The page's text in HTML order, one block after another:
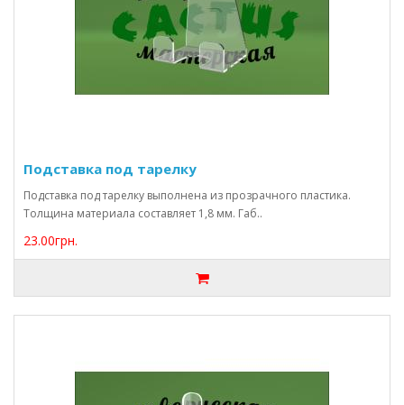
Подставка под тарелку
Подставка под тарелку выполнена из прозрачного пластика.
Толщина материала составляет 1,8 мм. Габ..
23.00грн.